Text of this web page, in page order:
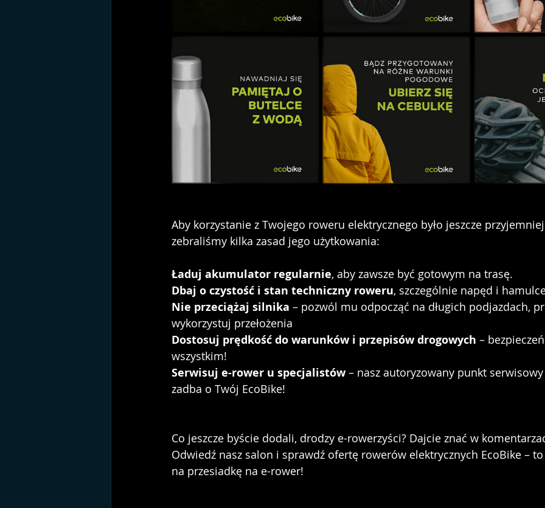
Aby korzystanie z Twojego roweru elektrycznego było jeszcze
zebraliśmy kilka zasad jego użytkowania:
Ładuj akumulator regularnie, aby zawsze być gotowym na trasę.
Dbaj o czystość i stan techniczny roweru, szczególnie napęd i
Nie przeciążaj silnika – pozwól mu odpocząć na długich podjazdach,
wykorzystuj przełożenia
Dostosuj prędkość do warunków i przepisów drogowych –
wszystkim!
Serwisuj e-rower u specjalistów – nasz autoryzowany punkt
zadba o Twój EcoBike!
Co jeszcze byście dodali, drodzy e-rowerzyści? Dajcie znać w
Odwiedź nasz salon i sprawdź ofertę rowerów elektrycznych EcoBike –
na przesiadkę na e-rower!